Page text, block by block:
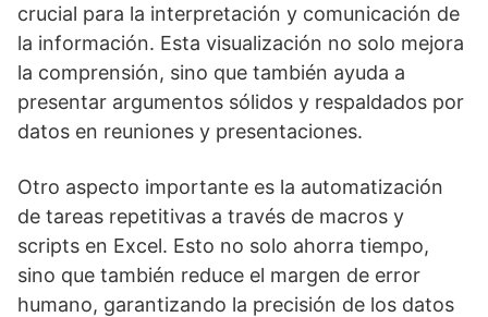
crucial para la interpretación y comunicación de
la información. Esta visualización no solo mejora
la comprensión, sino que también ayuda a
presentar argumentos sólidos y respaldados por
datos en reuniones y presentaciones.
Otro aspecto importante es la automatización
de tareas repetitivas a través de macros y
scripts en Excel. Esto no solo ahorra tiempo,
sino que también reduce el margen de error
humano, garantizando la precisión de los datos